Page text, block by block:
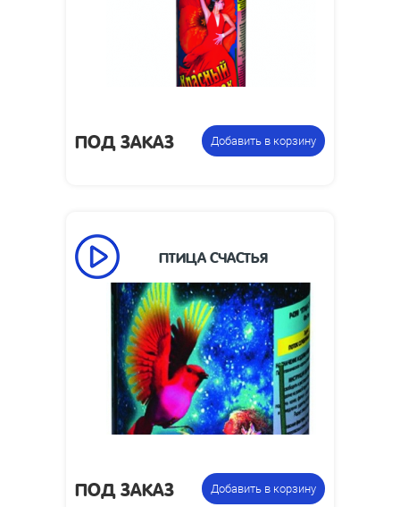
Цена указана за
Фонтан
пиротехнический
ПОД ЗАКАЗ Добавить в корзину
ПТИЦА СЧАСТЬЯ
Время работы, сек:
60
Высота пламени, м:
2
Размеры упаковки,
175 x 98
Цена указана за
фасовку:
Фонтан
пиротехнический
ПОД ЗАКАЗ Добавить в корзину